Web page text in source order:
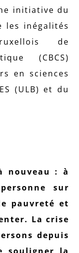
initiative du
les inégalités
de
(CBCS)
en sciences
(ULB) et du
nouveau : à
sur
pauvreté et
La crise
depuis